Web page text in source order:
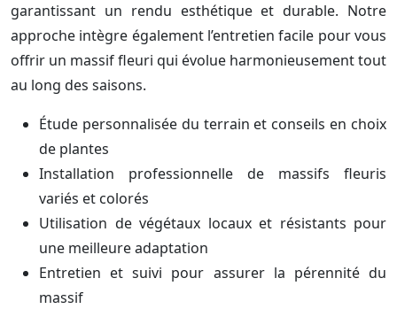
garantissant un rendu esthétique et durable. Notre
approche intègre également l’entretien facile pour vous
offrir un massif fleuri qui évolue harmonieusement tout
au long des saisons.
Étude personnalisée du terrain et conseils en choix
de plantes
Installation professionnelle de massifs fleuris
variés et colorés
Utilisation de végétaux locaux et résistants pour
une meilleure adaptation
Entretien et suivi pour assurer la pérennité du
massif